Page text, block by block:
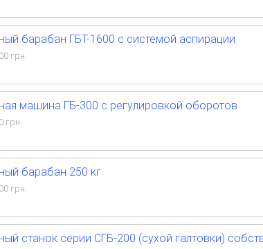
барабан ГБТ-1600 с системой аспирации
грн.
машина ГБ-300 с регулировкой оборотов
грн.
барабан 250 кг
грн.
станок серии СГБ-200 (сухой галтовки)